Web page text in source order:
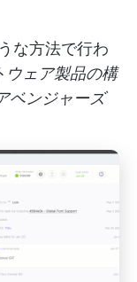
な方法で行わ
ウェア製品の構
ベンジャーズ